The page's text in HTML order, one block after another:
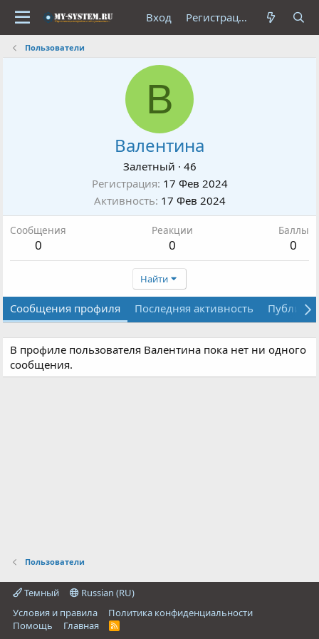
Вход Регистрация
Пользователи
В
Валентина
Залетный · 46
Регистрация 17 Фев 2024
Активность 17 Фев 2024
Сообщения
0
Реакции
0
Баллы
0
Найти
Сообщения профиля Последняя активность
В профиле пользователя Валентина пока нет ни одного
сообщения.
Пользователи
Темный
Russian (RU)
Условия и правила
Политика конфиденциальности
Помощь
Главная
R